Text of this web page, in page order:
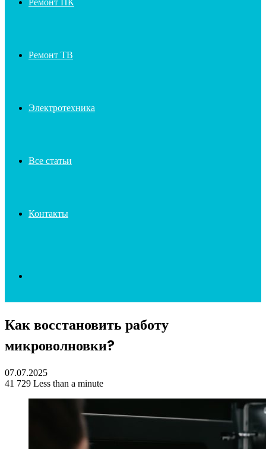
Ремонт ПК
Ремонт ТВ
Электротехника
Все статьи
Контакты
for
Как восстановить работу
микроволновки?
07.07.2025
41 729 Less than a minute